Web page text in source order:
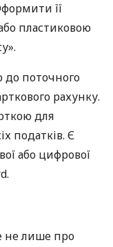
її
пластиковою
до поточного
рахунку.
для
податків. Є
або цифрової
не лише про